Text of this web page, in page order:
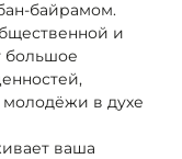
байрамом.
и
большое
молодёжи в духе
ваша